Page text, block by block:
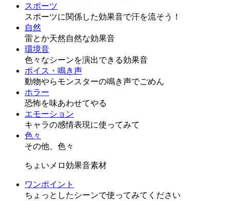
スポーツ
スポーツに関係した効果音で汗を流そう！
自然
雷とか天然自然な効果音
環境音
色々なシーンを演出できる効果音
ボイス・鳴き声
動物やらモンスターの鳴き声でごめん
ホラー
恐怖を味あわせてやる
エモーション
キャラの感情表現に使ってみて
色々
その他、色々
ちょいメロ効果音素材
ワンポイント
ちょっとしたシーンで使ってみてください